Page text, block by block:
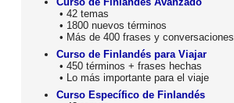
• 42 temas
• 1800 nuevos términos
• Más de 400 frases y conversaciones
Curso de Finlandés para Viajar
• 450 términos + frases hechas
• Lo más importante para el viaje
Curso Específico de Finlandés